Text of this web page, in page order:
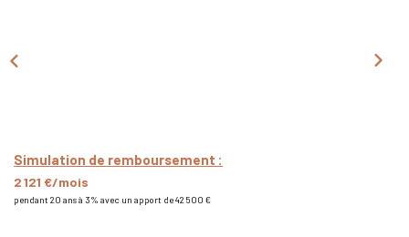
Simulation de remboursement :
2 121 €/mois
pendant 20 ans à 3% avec un apport de 42 500 €